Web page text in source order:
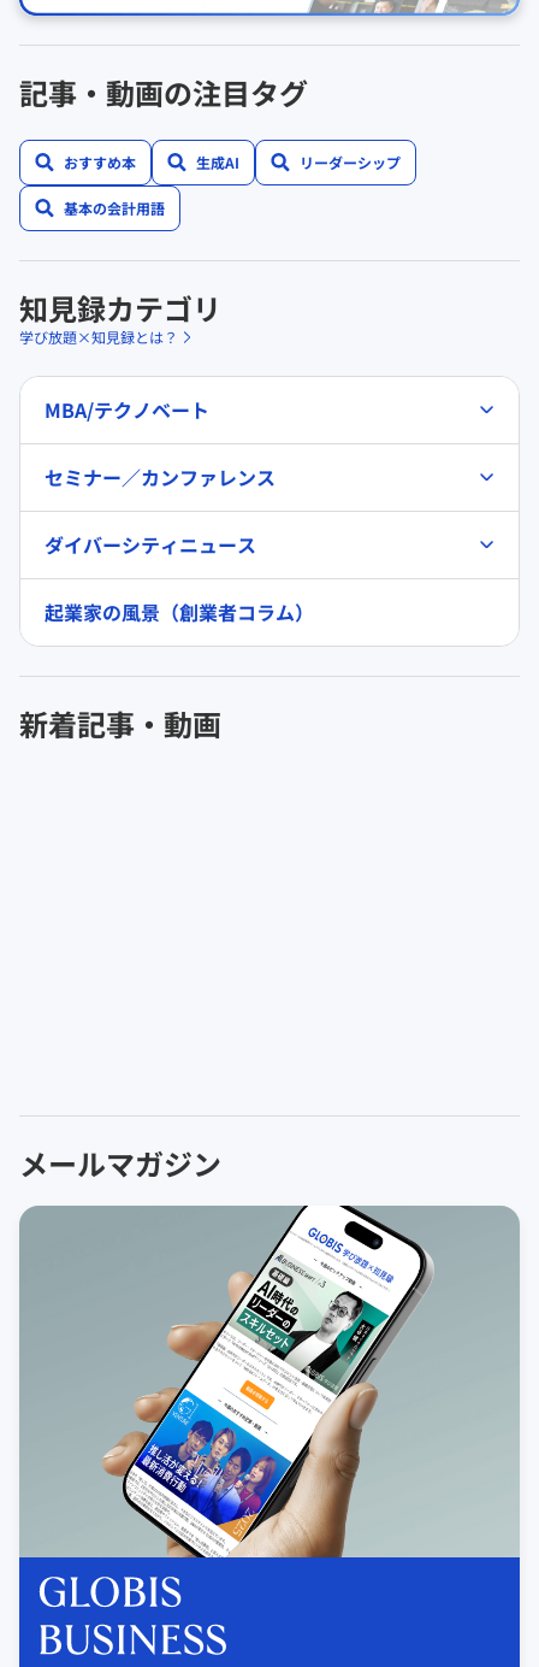
記事・動画の注目タグ
おすすめ本 生成AI リーダーシップ
基本の会計用語
知見録カテゴリ
学び放題×知見録とは？
MBA/テクノベート
セミナー／カンファレンス
ダイバーシティニュース
起業家の風景（創業者コラム）
新着記事・動画
メールマガジン